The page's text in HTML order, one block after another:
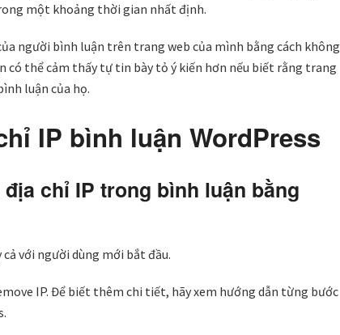
một khoảng thời gian nhất định.
người bình luận trên trang web của mình bằng cách không
có thể cảm thấy tự tin bày tỏ ý kiến hơn ​​nếu biết rằng trang
luận của họ.
IP bình luận WordPress
chỉ IP trong bình luận bằng
với người dùng mới bắt đầu.
IP. Để biết thêm chi tiết, hãy xem hướng dẫn từng bước